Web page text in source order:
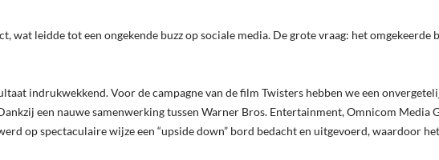
wat leidde tot een ongekende buzz op sociale media. De grote vraag: het omgekeerde
indrukwekkend. Voor de campagne van de film Twisters hebben we een
een nauwe samenwerking tussen Warner Bros. Entertainment, Omnicom Media
op spectaculaire wijze een “upside down” bord bedacht en uitgevoerd, waardoor